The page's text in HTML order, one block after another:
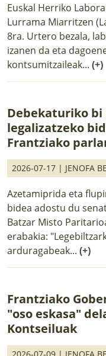
Euskal Herriko
Lurrama Miarritzen
8ra. Urtero bezala,
izanen da eta
kontsumitzaileak... (+)
Debekaturiko
legalizatzeko
Frantziako
2026-07-17 | JENOFA
Azetamiprida eta
bidea adostu du
Batzar Misto
erabakia:
arduragabeak... (+)
Frantziako
"oso eskasa"
Kontseiluak
2026-07-09 | JENOFA